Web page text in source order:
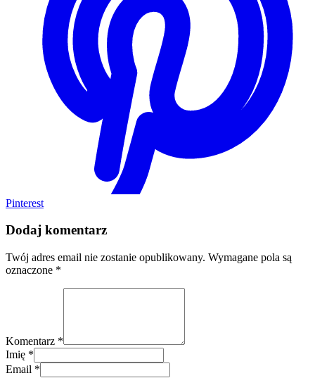
Pinterest
Dodaj komentarz
Twój adres email nie zostanie opublikowany. Wymagane pola są
oznaczone *
Komentarz *
Imię *
Email *